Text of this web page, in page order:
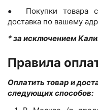
● Покупки товара
доставка по вашему
* за исключением
Правила
Оплатить товар и
следующих способов: